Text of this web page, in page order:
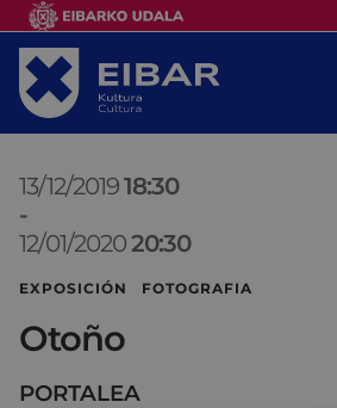
13/12/201918:30
-
12/01/202020:30
EXPOSICIÓN FOTOGRAFIA
Otoño
PORTALEA